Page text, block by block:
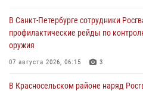
В Санкт-Петербурге сотрудники
профилактические рейды по
оружия
07 августа 2026, 06:15 3
В Красносельском районе наряд